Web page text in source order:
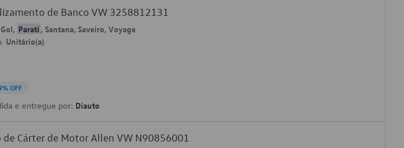
de Banco VW 3258812131
Gol, Parati , Santana, Saveiro, Voyage
Unitário(a)
OFF
e entregue por: Diauto
de Cárter de Motor Allen VW N90856001